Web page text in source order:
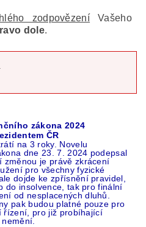
zodpovězení Vašeho
dole.
zákona 2024
ČR
na 3 roky. Novelu
dne 23. 7. 2024 podepsal
změnou je právě zkrácení
pro všechny fyzické
dojde ke zpřísnění pravidel,
do insolvence, tak pro finální
od nesplacených dluhů.
pak budou platné pouze pro
řízení, pro již probíhající